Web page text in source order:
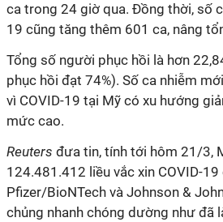
ca trong 24 giờ qua. Đồng thời, số
19 cũng tăng thêm 601 ca, nâng
Tổng số người phục hồi là hơn
phục hồi đạt 74%). Số ca nhiễm
vì COVID-19 tại Mỹ có xu hướng
mức cao.
Reuters đưa tin, tính tới hôm 21/3,
124.481.412 liều vắc xin COVID-19
Pfizer/BioNTech và Johnson &
chủng nhanh chóng dường như đã